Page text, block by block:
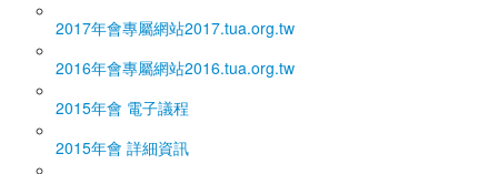
2017年會專屬網站2017.tua.org.tw
2016年會專屬網站2016.tua.org.tw
2015年會 電子議程
2015年會 詳細資訊